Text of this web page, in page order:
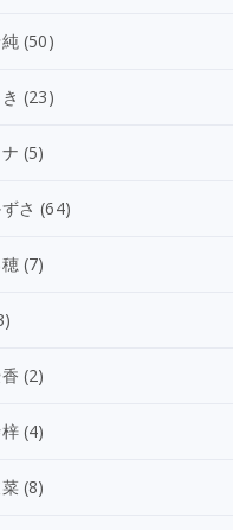
(50)
(23)
(5)
さ (64)
(7)
(2)
(4)
(8)